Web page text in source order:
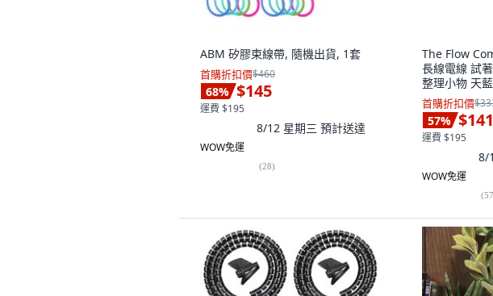
ABM 矽膠束線帶, 隨機出貨, 1套
首購折扣價$460
68% $145
運費 $195
8/12 星期三 預計送達
WOW免運
(28)
The Flow
長線電線 試
整理小物 天
首購折扣價
57% $141
運費 $195
8/
WOW免運
(57